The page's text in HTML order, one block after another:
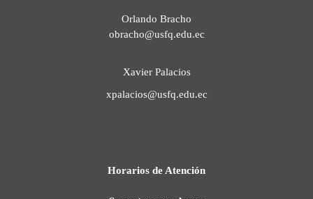
Orlando Bracho
obracho@usfq.edu.ec
Xavier Palacios
xpalacios@usfq.edu.ec
Horarios de Atención